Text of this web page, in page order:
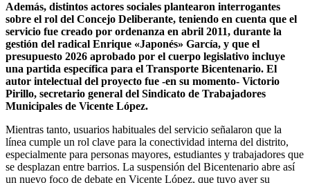
Además, distintos actores sociales plantearon interrogantes
sobre el rol del Concejo Deliberante, teniendo en cuenta que el
servicio fue creado por ordenanza en abril 2011, durante la
gestión del radical Enrique «Japonés» García, y que el
presupuesto 2026 aprobado por el cuerpo legislativo incluye
una partida específica para el Transporte Bicentenario. El
autor intelectual del proyecto fue -en su momento- Victorio
Pirillo, secretario general del Sindicato de Trabajadores
Municipales de Vicente López.
Mientras tanto, usuarios habituales del servicio señalaron que la
línea cumple un rol clave para la conectividad interna del distrito,
especialmente para personas mayores, estudiantes y trabajadores que
se desplazan entre barrios. La suspensión del Bicentenario abre así
un nuevo foco de debate en Vicente López, que tuvo ayer su